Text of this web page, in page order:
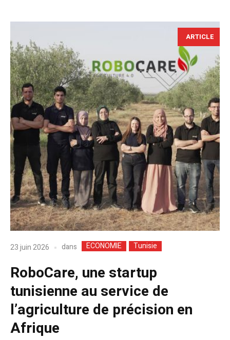
ARTICLE
23 juin 2026 dans ECONOMIE Tunisie
RoboCare, une startup
tunisienne au service de
l’agriculture de précision en
Afrique